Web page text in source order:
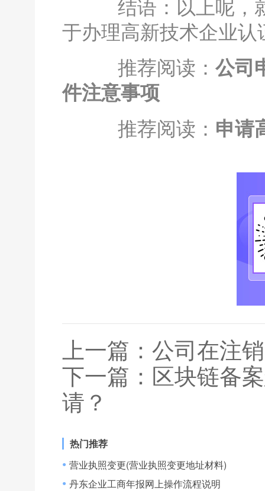
结语：以上呢，
于办理高新技术企业认
推荐阅读： 公司
件注意事项
推荐阅读： 申请
上一篇： 公司在注
下一篇： 区块链备
请？
热门推荐
● 营业执照变更(营业执照变更地址材料)
● 丹东企业工商年报网上操作流程说明